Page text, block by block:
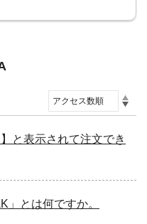
と表示されて注文でき
」とは何ですか。